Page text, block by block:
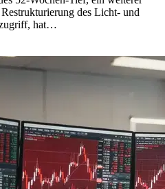
des Licht- und
zugriff, hat…